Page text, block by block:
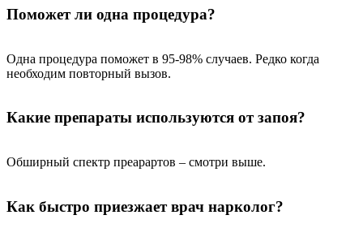
Поможет ли одна процедура?
Одна процедура поможет в 95-98% случаев. Редко когда
необходим повторный вызов.
Какие препараты используются от запоя?
Обширный спектр преарартов – смотри выше.
Как быстро приезжает врач нарколог?